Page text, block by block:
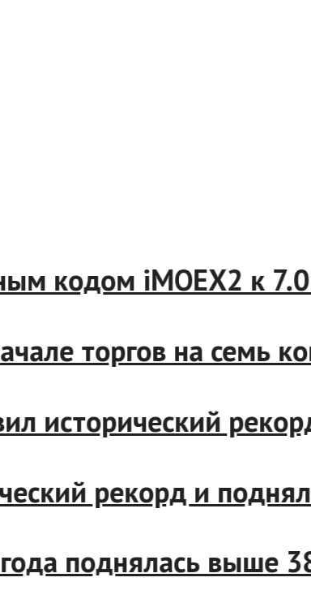
кодом iMOEX2 к
торгов на семь
исторический
рекорд и
поднялась выше